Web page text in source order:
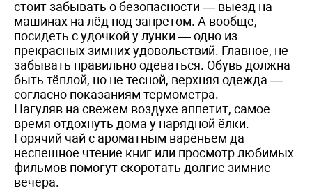
стоит забывать о безопасности — выезд на
машинах на лёд под запретом. А вообще,
посидеть с удочкой у лунки — одно из
прекрасных зимних удовольствий. Главное, не
забывать правильно одеваться. Обувь должна
быть тёплой, но не тесной, верхняя одежда —
согласно показаниям термометра.
Нагуляв на свежем воздухе аппетит, самое
время отдохнуть дома у нарядной ёлки.
Горячий чай с ароматным вареньем да
неспешное чтение книг или просмотр любимых
фильмов помогут скоротать долгие зимние
вечера.